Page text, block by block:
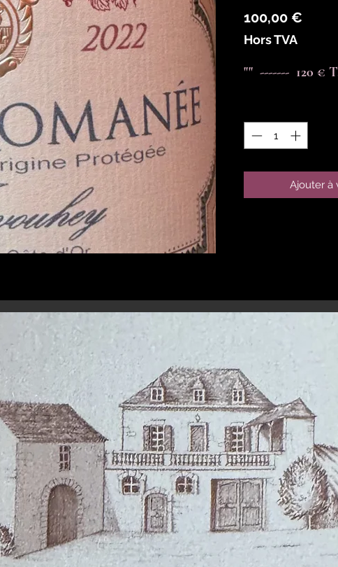
100,00 €
Hors TVA
""  -------  120 €
Ajouter à